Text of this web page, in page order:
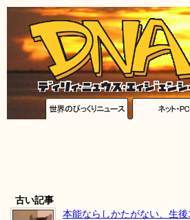
古い記事
本能ならしかたがない、生